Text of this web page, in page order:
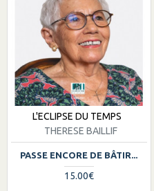
L'ECLIPSE DU TEMPS
THERESE BAILLIF
PASSE ENCORE DE BÂTIR...
15.00€